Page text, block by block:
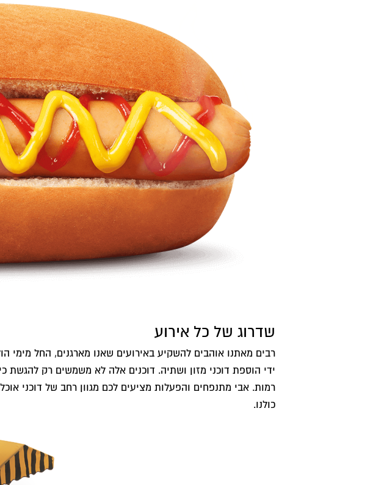
שדרוג של כל אירוע
רבים מאתנו אוהבים להשקיע באירועים שאנו מארגנים, החל מימי
ידי הוספת דוכני מזון ושתיה. דוכנים אלה לא משמשים רק
רמות. אבי מתנפחים והפעלות מציעים לכם מגוון רחב של דוכני
כולנו.